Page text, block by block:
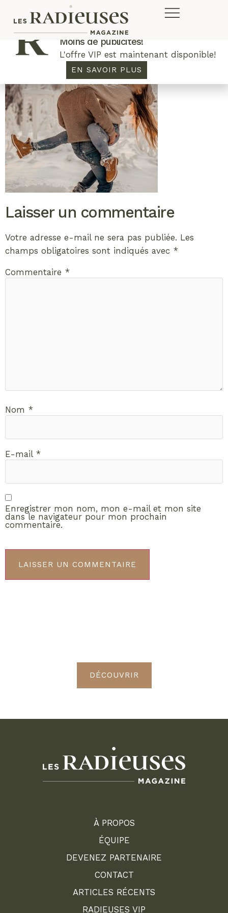
Laisser un commentaire
Votre adresse e-mail ne sera pas publiée. Les
champs obligatoires sont indiqués avec *
Commentaire *
Nom *
E-mail *
Enregistrer mon nom, mon e-mail et mon site
dans le navigateur pour mon prochain
commentaire.
DÉCOUVRIR
À PROPOS
ÉQUIPE
DEVENEZ PARTENAIRE
CONTACT
ARTICLES RÉCENTS
RADIEUSES VIP
Plus de concours. Plus de rabais.
Moins de publicités!
L'offre VIP est maintenant disponible!
EN SAVOIR PLUS